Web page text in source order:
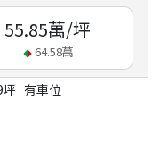
55.85萬/坪
64.58萬
坪 有車位